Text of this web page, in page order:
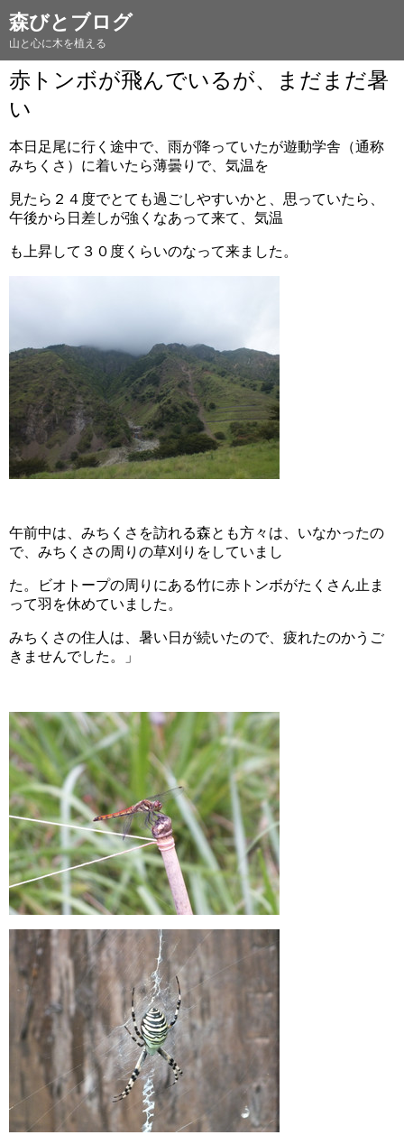
森びとブログ
山と心に木を植える
赤トンボが飛んでいるが、まだまだ暑
い
本日足尾に行く途中で、雨が降っていたが遊動学舎（通称
みちくさ）に着いたら薄曇りで、気温を
見たら２４度でとても過ごしやすいかと、思っていたら、
午後から日差しが強くなあって来て、気温
も上昇して３０度くらいのなって来ました。
午前中は、みちくさを訪れる森とも方々は、いなかったの
で、みちくさの周りの草刈りをしていまし
た。ビオトープの周りにある竹に赤トンボがたくさん止ま
って羽を休めていました。
みちくさの住人は、暑い日が続いたので、疲れたのかうご
きませんでした。」